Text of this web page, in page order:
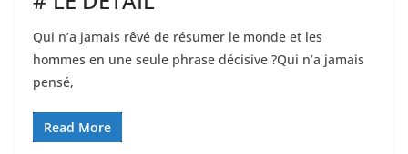
Qui n’a jamais rêvé de résumer le monde et les
hommes en une seule phrase décisive ?Qui n’a jamais
pensé,
Read More